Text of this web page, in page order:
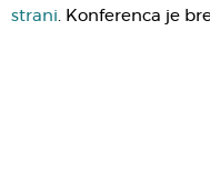
strani. Konferenca je